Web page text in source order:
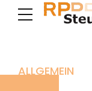
ALLGEMEIN